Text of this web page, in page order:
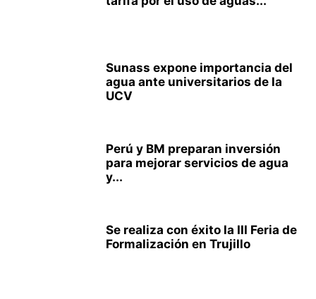
Sunass expone importancia del
agua ante universitarios de la
UCV
Perú y BM preparan inversión
para mejorar servicios de agua
y...
Se realiza con éxito la III Feria de
Formalización en Trujillo